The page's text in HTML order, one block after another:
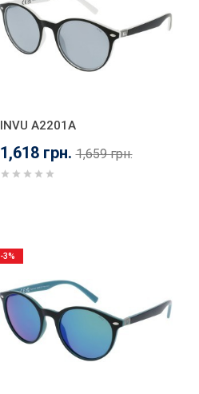
INVU A2201A
1,618 грн. 1,659 грн.
-3%